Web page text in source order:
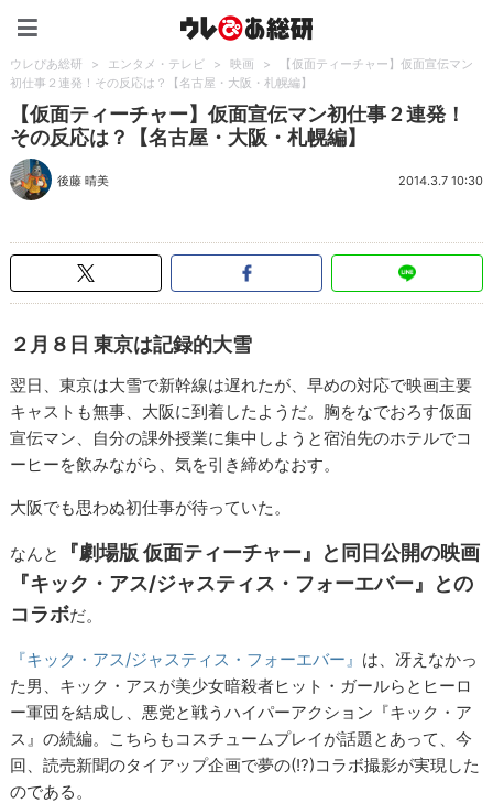
ウレぴあ総研 > エンタメ・テレビ > 映画 >
【仮面ティーチャー】仮面宣伝マン
初仕事２連発！その反応は？【名古屋・大阪・札幌編】
【仮面ティーチャー】仮面宣伝マン初仕事２連発！
その反応は？【名古屋・大阪・札幌編】
後藤 晴美 2014.3.7 10:30
２月８日 東京は記録的大雪
翌日、東京は大雪で新幹線は遅れたが、早めの対応で映画主要
キャストも無事、大阪に到着したようだ。胸をなでおろす仮面
宣伝マン、自分の課外授業に集中しようと宿泊先のホテルでコ
ーヒーを飲みながら、気を引き締めなおす。
大阪でも思わぬ初仕事が待っていた。
なんと
『劇場版 仮面ティーチャー』と同日公開の映画
『キック・アス/ジャスティス・フォーエバー』との
コラボだ。
『キック・アス/ジャスティス・フォーエバー』 は、冴えなかっ
た男、キック・アスが美少女暗殺者ヒット・ガールらとヒーロ
ー軍団を結成し、悪党と戦うハイパーアクション『キック・ア
ス』の続編。こちらもコスチュームプレイが話題とあって、今
回、読売新聞のタイアップ企画で夢の(!?)コラボ撮影が実現した
のである。